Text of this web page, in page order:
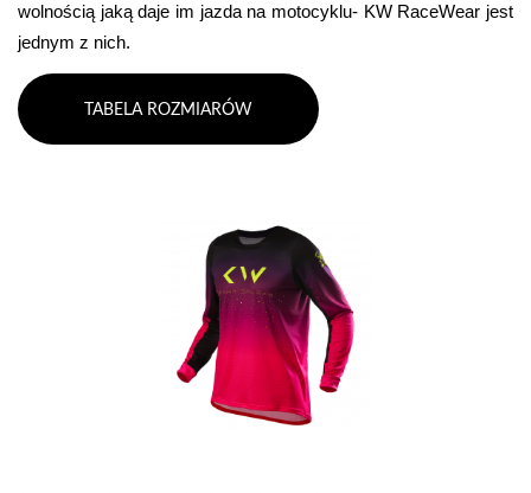
wolnością jaką daje im jazda na motocyklu- KW RaceWear jest
jednym z nich.
TABELA ROZMIARÓW